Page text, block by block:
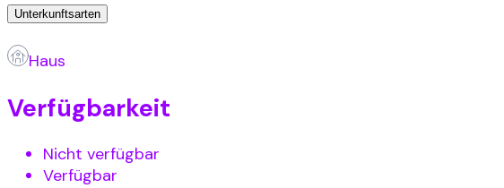
Unterkunftsarten
Haus
Verfügbarkeit
Nicht verfügbar
Verfügbar